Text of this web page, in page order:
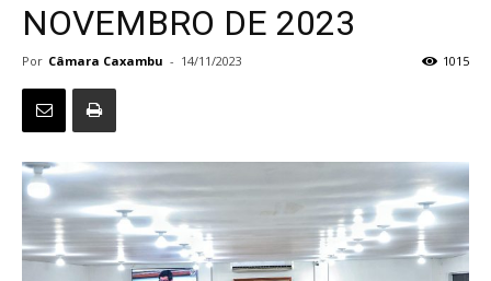
NOVEMBRO DE 2023
Por Câmara Caxambu - 14/11/2023 1015